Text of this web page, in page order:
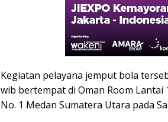
Kegiatan pelayana jemput bola
wib bertempat di Oman Room Lantai
No. 1 Medan Sumatera Utara pada